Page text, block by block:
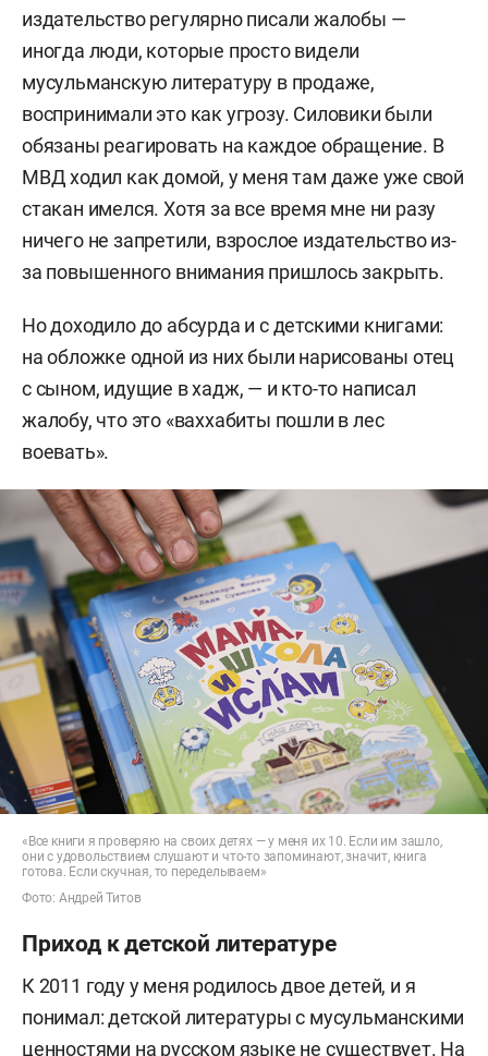
издательство регулярно писали жалобы —
иногда люди, которые просто видели
мусульманскую литературу в продаже,
воспринимали это как угрозу. Силовики были
обязаны реагировать на каждое обращение. В
МВД ходил как домой, у меня там даже уже свой
стакан имелся. Хотя за все время мне ни разу
ничего не запретили, взрослое издательство из-
за повышенного внимания пришлось закрыть.
Но доходило до абсурда и с детскими книгами:
на обложке одной из них были нарисованы отец
с сыном, идущие в хадж, — и кто-то написал
жалобу, что это «ваххабиты пошли в лес
воевать».
«Все книги я проверяю на своих детях — у меня их 10. Если им зашло,
они с удовольствием слушают и что-то запоминают, значит, книга
готова. Если скучная, то переделываем»
Фото: Андрей Титов
Приход к детской литературе
К 2011 году у меня родилось двое детей, и я
понимал: детской литературы с мусульманскими
ценностями на русском языке не существует. На